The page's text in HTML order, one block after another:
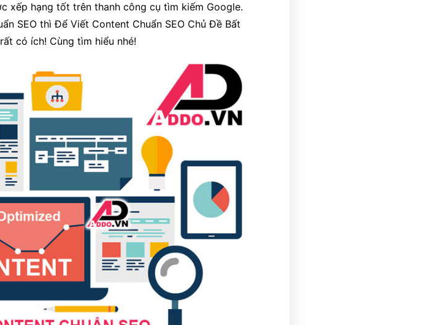
xếp hạng tốt trên thanh công cụ tìm kiếm Google.
SEO thì Để Viết Content Chuẩn SEO Chủ Đề Bất
có ích! Cùng tìm hiểu nhé!